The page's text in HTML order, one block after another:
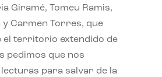
Giramé, Tomeu Ramis,
y Carmen Torres, que
el territorio extendido de
pedimos que nos
para salvar de la